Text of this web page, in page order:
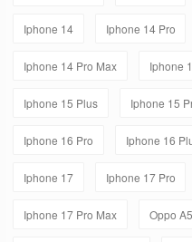
Iphone 14 Iphone 14 Pro
Iphone 14 Pro Max Iphone
Iphone 15 Plus Iphone 15
Iphone 16 Pro Iphone 16
Iphone 17 Iphone 17 Pro
Iphone 17 Pro Max Oppo